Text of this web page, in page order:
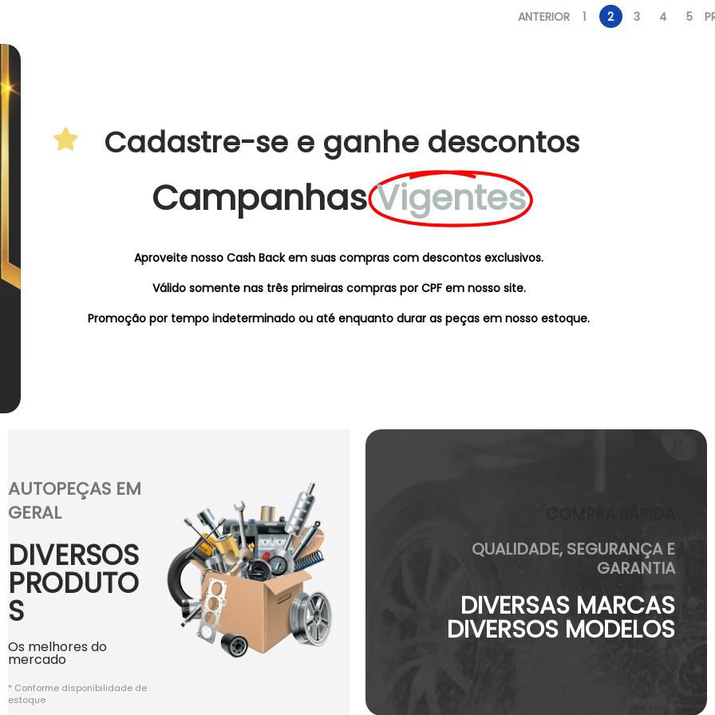
ANTERIOR 1 2 3 4 5
Cadastre-se e ganhe descontos
CampanhasVigentes
Aproveite nosso Cash Back em suas compras com descontos exclusivos.
Válido somente nas três primeiras compras por CPF em nosso site.
Promoção por tempo indeterminado ou até enquanto durar as peças em nosso estoque.
AUTOPEÇAS EM
GERAL
DIVERSOS
PRODUTO
S
Os melhores do
mercado
* Conforme disponibilidade de
estoque
QUALIDADE, SEGURANÇA E
GARANTIA
DIVERSAS MARCAS
DIVERSOS MODELOS